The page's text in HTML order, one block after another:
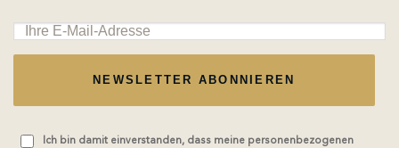
NEWSLETTER ABONNIEREN
Ich bin damit einverstanden, dass meine personenbezogenen